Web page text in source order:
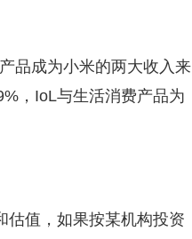
品成为小米的两大收入来
，IoL与生活消费产品为
估值，如果按某机构投资